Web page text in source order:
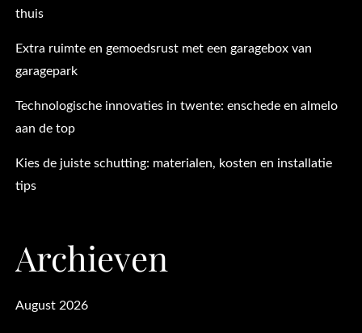
thuis
Extra ruimte en gemoedsrust met een garagebox van
garagepark
Technologische innovaties in twente: enschede en almelo
aan de top
Kies de juiste schutting: materialen, kosten en installatie
tips
Archieven
August 2026